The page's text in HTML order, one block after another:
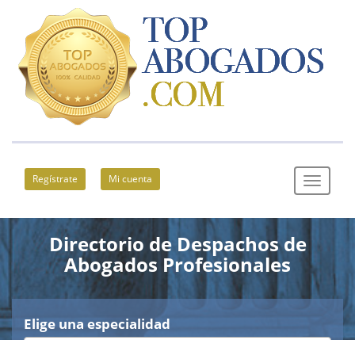
Regístrate Mi cuenta
Directorio de Despachos de
Abogados Profesionales
Elige una especialidad